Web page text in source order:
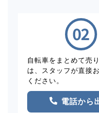
自転車をまとめて売
は、スタッフが直接
ください。
電話から